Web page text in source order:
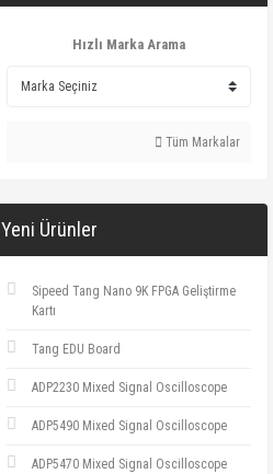
Hızlı Marka Arama
Tüm Markalar
Yeni Ürünler
Sipeed Tang Nano 9K FPGA Geliştirme
Kartı
Tang EDU Board
ADP2230 Mixed Signal Oscilloscope
ADP5490 Mixed Signal Oscilloscope
ADP5470 Mixed Signal Oscilloscope